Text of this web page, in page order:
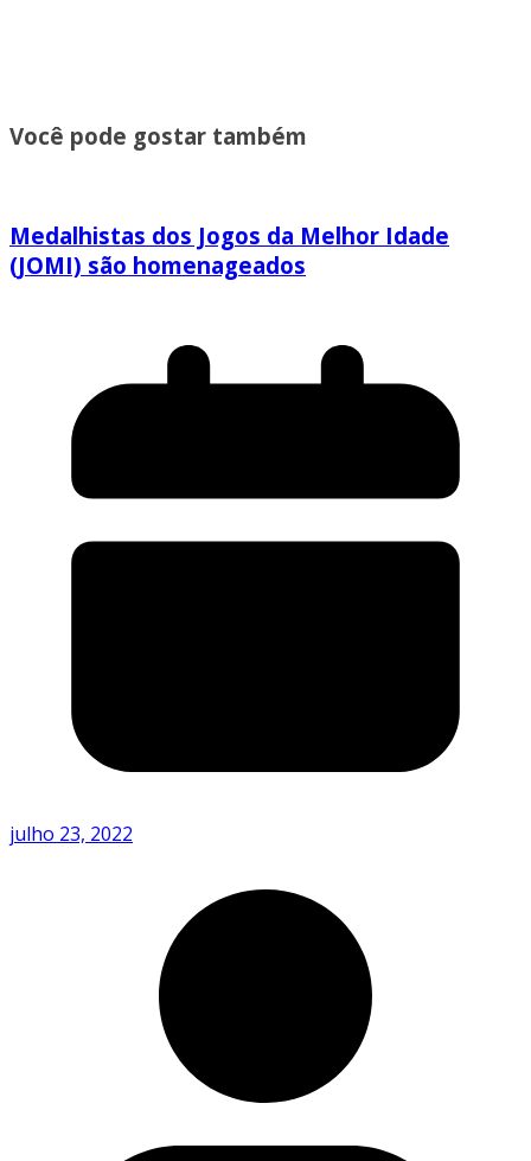
Você pode gostar também
Medalhistas dos Jogos da Melhor Idade
(JOMI) são homenageados
julho 23, 2022